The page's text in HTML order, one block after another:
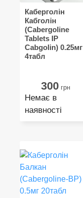
Каберголін
Кабголін
(Cabergoline
Tablets IP
Cabgolin) 0.25мг
4табл
300грн
Немає в
наявності